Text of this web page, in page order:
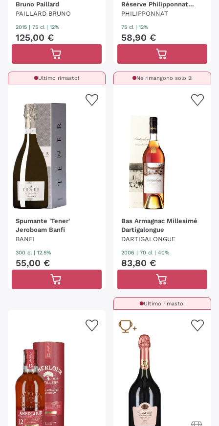
Bruno Paillard
PAILLARD BRUNO
2015 75 cl | 12%
125,00 €
Réserve Philipponnat
(Conf.)
PHILIPPONNAT
75 cl | 12%
58,90 €
Ultimo rimasto!
Spumante 'Tener'
Jeroboam Banfi
BANFI
300 cl | 12.5%
55,00 €
Ne rimangono solo 2!
Bas Armagnac Millesimé
Dartigalongue
DARTIGALONGUE
2006 70 cl | 40%
83,80 €
Ultimo rimasto!